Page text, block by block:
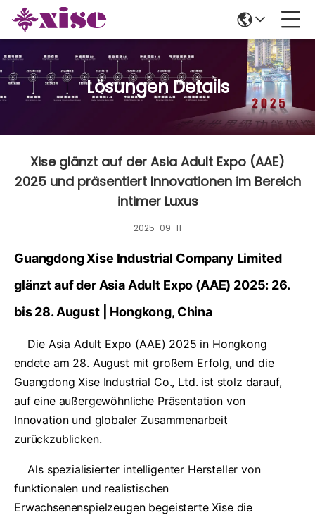
Lösungen Details
Xise glänzt auf der Asia Adult Expo (AAE)
2025 und präsentiert Innovationen im Bereich
intimer Luxus
2025-09-11
Guangdong Xise Industrial Company Limited
glänzt auf der Asia Adult Expo (AAE) 2025: 26.
bis 28. August| Hongkong, China
Die Asia Adult Expo (AAE) 2025 in Hongkong
endete am 28. August mit großem Erfolg, und die
Guangdong Xise Industrial Co., Ltd. ist stolz darauf,
auf eine außergewöhnliche Präsentation von
Innovation und globaler Zusammenarbeit
zurückzublicken.
Als spezialisierter intelligenter Hersteller von
funktionalen und realistischen
Erwachsenenspielzeugen begeisterte Xise die